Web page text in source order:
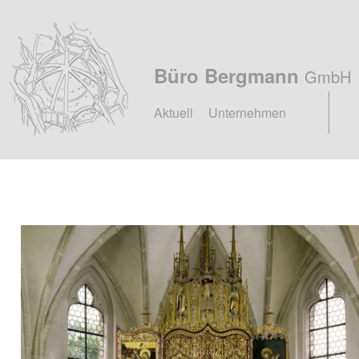
Büro Bergmann GmbH
Zum
primären
springen
Zum
sekundären
springen
Aktuell Unternehmen